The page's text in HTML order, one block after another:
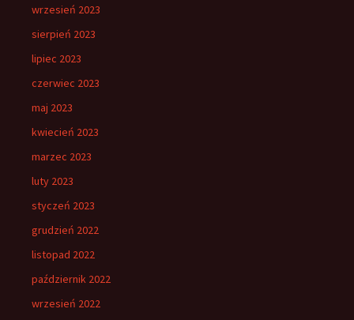
wrzesień 2023
sierpień 2023
lipiec 2023
czerwiec 2023
maj 2023
kwiecień 2023
marzec 2023
luty 2023
styczeń 2023
grudzień 2022
listopad 2022
październik 2022
wrzesień 2022